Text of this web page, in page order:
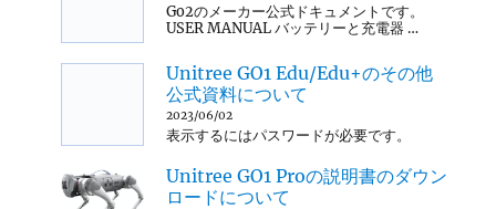
Go2のメーカー公式ドキュメントです。
USER MANUAL バッテリーと充電器 …
Unitree GO1 Edu/Edu+のその他
公式資料について
2023/06/02
表示するにはパスワードが必要です。
Unitree GO1 Proの説明書のダウン
ロードについて